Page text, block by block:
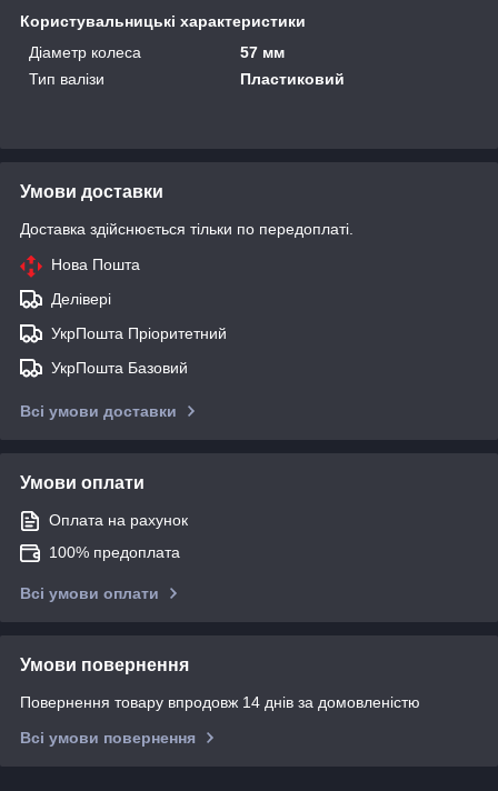
Користувальницькі характеристики
Діаметр колеса
57 мм
Тип валізи
Пластиковий
Умови доставки
Доставка здійснюється тільки по передоплаті.
Нова Пошта
Делівері
УкрПошта Пріоритетний
УкрПошта Базовий
Всі умови доставки
Умови оплати
Оплата на рахунок
100% предоплата
Всі умови оплати
Умови повернення
Повернення товару впродовж 14 днів за домовленістю
Всі умови повернення